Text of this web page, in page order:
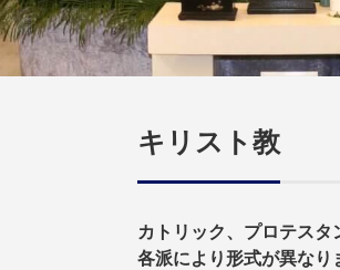
キリスト教
カトリック、プロテスタ
各派により形式が異なり